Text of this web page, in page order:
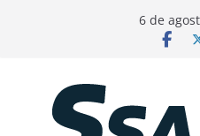
conteúdo
6 de